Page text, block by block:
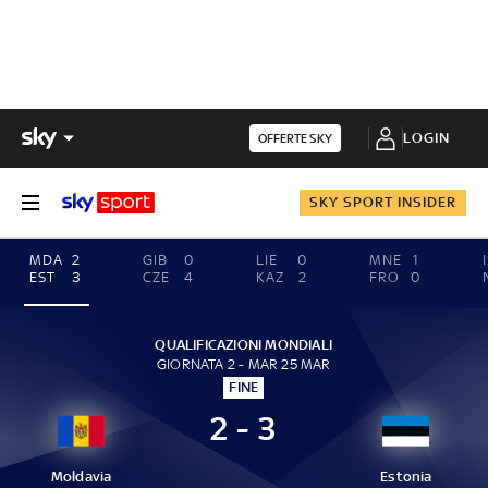
OFFERTE SKY LOGIN
SKY SPORT INSIDER
MDA 2
EST
3
GIB
0
CZE
4
LIE
0
KAZ
2
MNE
1
FRO
0
QUALIFICAZIONI MONDIALI
GIORNATA 2 - MAR 25 MAR
FINE
Moldavia
2 - 3
Estonia